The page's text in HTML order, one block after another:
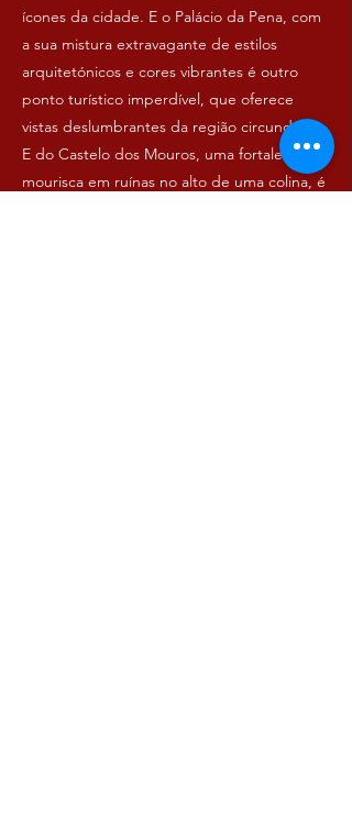
ícones da cidade. E o Palácio da Pena, com
a sua mistura extravagante de estilos
arquitetónicos e cores vibrantes é outro
ponto turístico imperdível, que oferece
vistas deslumbrantes da região circundante.
E do Castelo dos Mouros, uma fortaleza
mourisca em ruínas no alto de uma colina, é